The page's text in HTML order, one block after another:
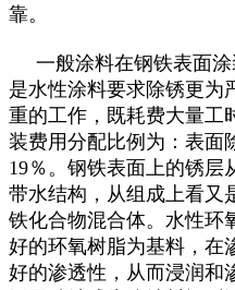
靠。
一般涂料在钢铁表面涂
是水性涂料要求除锈更为
重的工作，既耗费大量工
装费用分配比例为：表面
19％。钢铁表面上的锈层
带水结构，从组成上看又
铁化合物混合体。水性环
好的环氧树脂为基料，在
好的渗透性，从而浸润和